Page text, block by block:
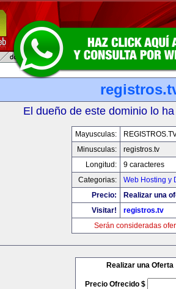
El dueño de este dominio lo
Mayusculas:
Minusculas:
registros.tv
Longitud:
9 caracteres
Categorias:
Web Hosting y
Precio:
Realizar una
Visitar!
registros.tv
Serán consideradas
Realizar una Oferta
Precio Ofrecido $